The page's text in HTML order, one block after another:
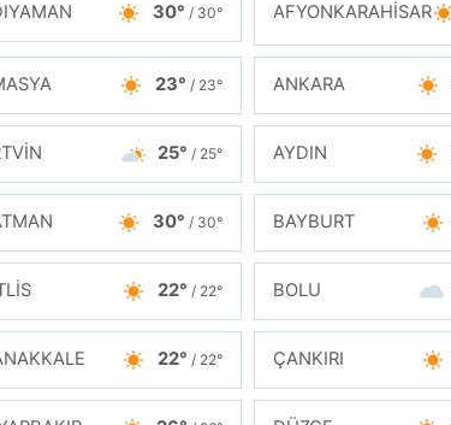
30° / 30° AFYONKARAHİSAR
23° / 23° ANKARA
25° / 25° AYDIN
30° / 30° BAYBURT
22° / 22° BOLU
22° / 22° ÇANKIRI